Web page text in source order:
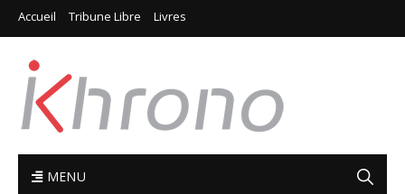
Accueil Tribune Libre Livres
MENU